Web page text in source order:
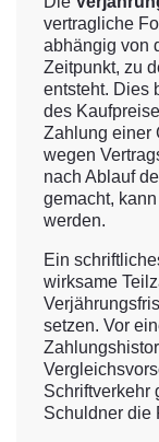
vertragliche
abhängig von
Zeitpunkt, zu
entsteht. Dies
des
Zahlung einer
wegen
nach Ablauf
gemacht,
werden.
Ein
wirksame
setzen. Vor
Schriftverkehr
Schuldner die